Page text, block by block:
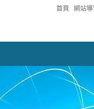
首頁 網站